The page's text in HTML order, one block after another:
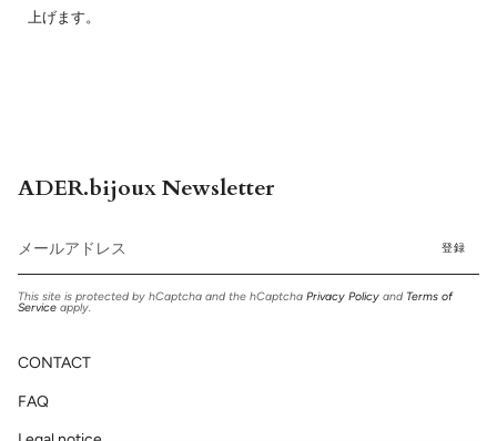
上げます。
ADER.bijoux Newsletter
登録
This site is protected by hCaptcha and the hCaptcha Privacy Policy and Terms of
Service apply.
CONTACT
FAQ